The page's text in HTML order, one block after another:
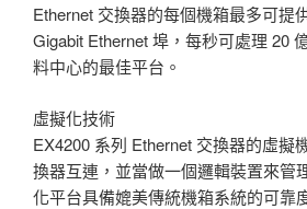
Ethernet 交換器的每個機箱最多可提
Gigabit Ethernet 埠，每秒可處理 20
料中心的最佳平台。
虛擬化技術
EX4200 系列 Ethernet 交換器的虛擬
換器互連，並當做一個邏輯裝置來管
化平台具備媲美傳統機箱系統的可靠